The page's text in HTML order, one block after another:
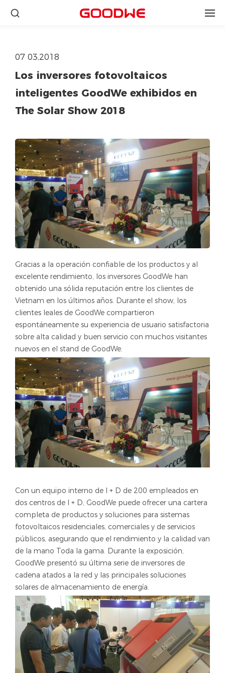
07 03,2018
Los inversores fotovoltaicos
inteligentes GoodWe exhibidos en
The Solar Show 2018
Gracias a la operación confiable de los productos y al
excelente rendimiento, los inversores GoodWe han
obtenido una sólida reputación entre los clientes de
Vietnam en los últimos años. Durante el show, los
clientes leales de GoodWe compartieron
espontáneamente su experiencia de usuario satisfactoria
sobre alta calidad y buen servicio con muchos visitantes
nuevos en el stand de GoodWe.
Con un equipo interno de I + D de 200 empleados en
dos centros de I + D, GoodWe puede ofrecer una cartera
completa de productos y soluciones para sistemas
fotovoltaicos residenciales, comerciales y de servicios
públicos, asegurando que el rendimiento y la calidad van
de la mano Toda la gama. Durante la exposición,
GoodWe presentó su última serie de inversores de
cadena atados a la red y las principales soluciones
solares de almacenamiento de energía.